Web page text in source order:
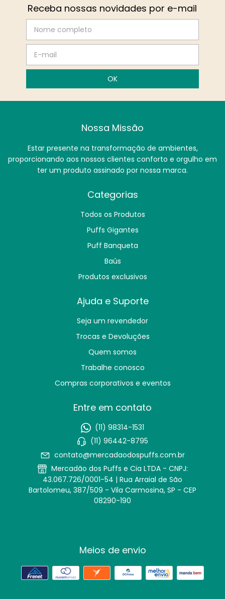
Receba nossas novidades por e-mail
Nossa Missão
Estar presente na transformação de ambientes,
proporcionando aos nossos clientes conforto e orgulho em
ter um produto assinado por nossa marca.
Categorias
Todos os Produtos
Puffs Gigantes
Puff Banqueta
Baús
Produtos exclusivos
Ajuda e Suporte
Seja um revendedor
Trocas e Devoluções
Quem somos
Trabalhe conosco
Compras corporativos e eventos
Entre em contato
(11) 98314-1531
(11) 96442-8795
contato@mercadaodospuffs.com.br
Mercadão dos Puffs e Cia LTDA - CNPJ:
43.067.726/0001-54 | Rua Arraial de São
Bartolomeu, 387/509 - Vila Carmosina, SP - CEP
08290-190
Meios de envio